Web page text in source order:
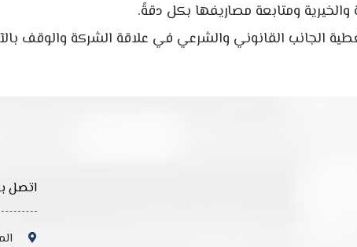
والخيرية ومتابعة مصاريفها بكل دقةً.
الجانب القانوني والشرعي في علاقة الشركة والوقف
اتصل